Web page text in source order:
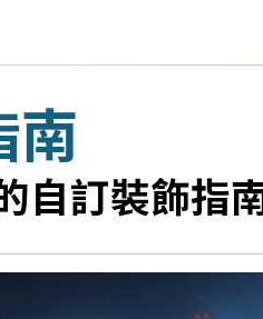
南
自訂裝飾指